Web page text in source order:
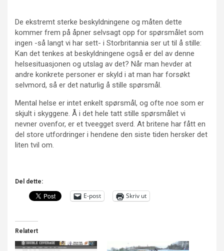
De ekstremt sterke beskyldningene og måten dette
kommer frem på åpner selvsagt opp for spørsmålet som
ingen -så langt vi har sett- i Storbritannia ser ut til å stille:
Kan det tenkes at beskyldningene også er del av denne
helsesituasjonen og utslag av det? Når man hevder at
andre konkrete personer er skyld i at man har forsøkt
selvmord, så er det naturlig å stille spørsmål.
Mental helse er intet enkelt spørsmål, og ofte noe som er
skjult i skyggene. Å i det hele tatt stille spørsmålet vi
nevner ovenfor, er et tveegget sverd. At britene har fått en
del store utfordringer i hendene den siste tiden hersker det
liten tvil om.
Del dette:
E-post Skriv ut
Relatert